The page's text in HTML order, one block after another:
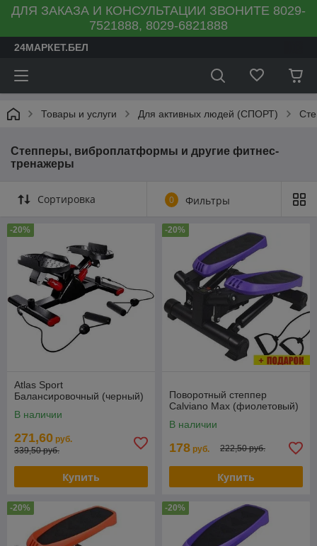
ДЛЯ ЗАКАЗА И КОНСУЛЬТАЦИИ ЗВОНИТЕ 8029-
7521888, 8029-6821888
24МАРКЕТ.БЕЛ
Товары и услуги Для активных людей (СПОРТ)
Степперы, виброплатформы и другие фитнес-
тренажеры
Сортировка 0 Фильтры
-20%
Atlas Sport
Балансировочный (черный)
В наличии
271,60 руб.
339,50 руб.
Купить
-20%
Поворотный степпер
Calviano Max (фиолетовый)
В наличии
178 руб. 222,50 руб.
Купить
-20% -20%